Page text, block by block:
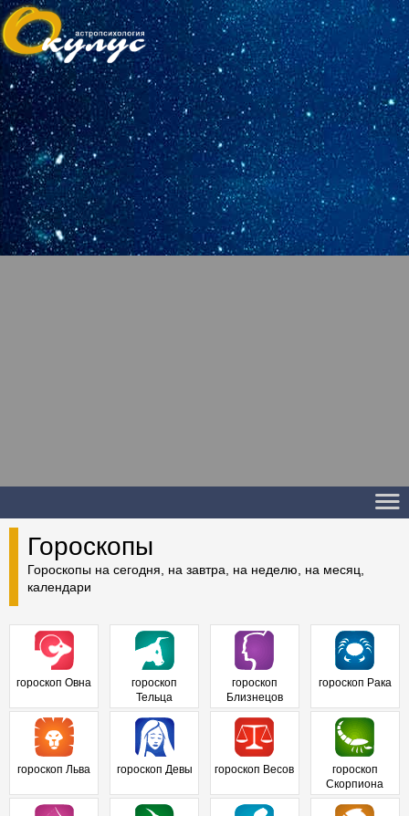
Гороскопы
Гороскопы на сегодня, на завтра, на неделю, на месяц,
календари
гороскоп Овна
гороскоп
Тельца
гороскоп
Близнецов
гороскоп Рака
гороскоп Льва гороскоп Девы гороскоп Весов
гороскоп
Скорпиона